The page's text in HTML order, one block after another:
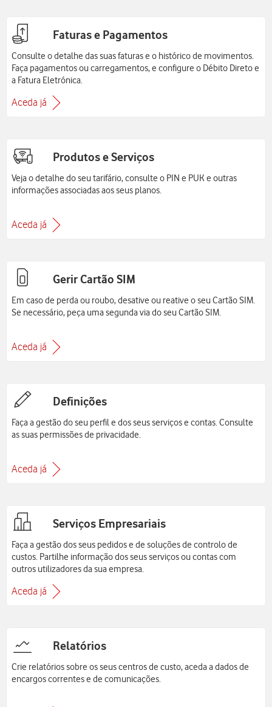
Faturas e Pagamentos
Consulte o detalhe das suas faturas e o histórico de movimentos.
Faça pagamentos ou carregamentos, e configure o Débito Direto e
a Fatura Eletrónica.
Aceda já
Produtos e Serviços
Veja o detalhe do seu tarifário, consulte o PIN e PUK e outras
informações associadas aos seus planos.
Aceda já
Gerir Cartão SIM
Em caso de perda ou roubo, desative ou reative o seu Cartão SIM.
Se necessário, peça uma segunda via do seu Cartão SIM.
Aceda já
Definições
Faça a gestão do seu perfil e dos seus serviços e contas. Consulte
as suas permissões de privacidade.
Aceda já
Serviços Empresariais
Faça a gestão dos seus pedidos e de soluções de controlo de
custos. Partilhe informação dos seus serviços ou contas com
outros utilizadores da sua empresa.
Aceda já
Relatórios
Crie relatórios sobre os seus centros de custo, aceda a dados de
encargos correntes e de comunicações.